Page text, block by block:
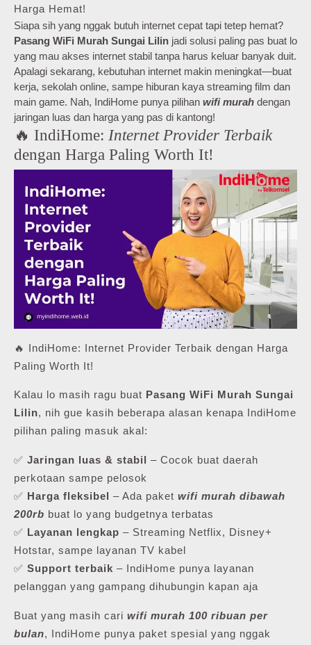
Harga Hemat!
Siapa sih yang nggak butuh internet cepat tapi tetep hemat?
Pasang WiFi Murah Sungai Lilin jadi solusi paling pas buat lo
yang mau akses internet stabil tanpa harus keluar banyak duit.
Apalagi sekarang, kebutuhan internet makin meningkat—buat
kerja, sekolah online, sampe hiburan kaya streaming film dan
main game. Nah, IndiHome punya pilihan wifi murah dengan
jaringan luas dan harga yang pas di kantong!
🔥 IndiHome: Internet Provider Terbaik
dengan Harga Paling Worth It!
🔥 IndiHome: Internet Provider Terbaik dengan Harga
Paling Worth It!
Kalau lo masih ragu buat Pasang WiFi Murah Sungai
Lilin, nih gue kasih beberapa alasan kenapa IndiHome
pilihan paling masuk akal:
✅ Jaringan luas & stabil – Cocok buat daerah
perkotaan sampe pelosok
✅ Harga fleksibel – Ada paket wifi murah dibawah
200rb buat lo yang budgetnya terbatas
✅ Layanan lengkap – Streaming Netflix, Disney+
Hotstar, sampe layanan TV kabel
✅ Support terbaik – IndiHome punya layanan
pelanggan yang gampang dihubungin kapan aja
Buat yang masih cari wifi murah 100 ribuan per
bulan, IndiHome punya paket spesial yang nggak